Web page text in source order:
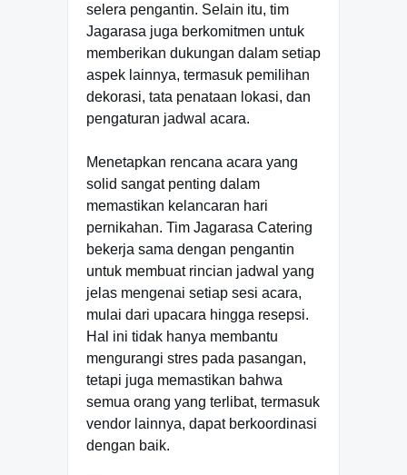
selera pengantin. Selain itu, tim
Jagarasa juga berkomitmen untuk
memberikan dukungan dalam setiap
aspek lainnya, termasuk pemilihan
dekorasi, tata penataan lokasi, dan
pengaturan jadwal acara.
Menetapkan rencana acara yang
solid sangat penting dalam
memastikan kelancaran hari
pernikahan. Tim Jagarasa Catering
bekerja sama dengan pengantin
untuk membuat rincian jadwal yang
jelas mengenai setiap sesi acara,
mulai dari upacara hingga resepsi.
Hal ini tidak hanya membantu
mengurangi stres pada pasangan,
tetapi juga memastikan bahwa
semua orang yang terlibat, termasuk
vendor lainnya, dapat berkoordinasi
dengan baik.